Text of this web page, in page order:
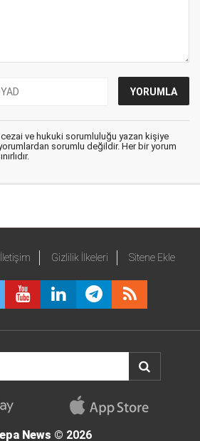
cezai ve hukuki sorumluluğu yazan kişiye
sorumlu değildir. Her bir yorum
İletişim Gizlilik İlkeleri Sitene Ekle
News © 2026